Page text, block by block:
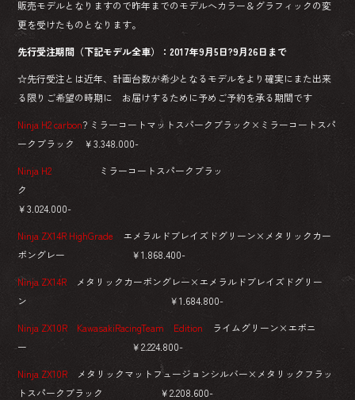
販売モデルとなりますので昨年までのモデルへカラー＆グラフィックの変
更を受けたものとなります。
先行受注期間（下記モデル全車）：2017年9月5日?9月26日まで
☆先行受注とは近年、計画台数が希少となるモデルをより確実にまた出来
る限りご希望の時期に お届けするために予めご予約を承る期間です
Ninja H2 carbon? ミラーコートマットスパークブラック×ミラーコートスパ
ークブラック ￥3.348.000-
Ninja H2 ミラーコートスパークブラッ
ク
￥3.024.000-
Ninja ZX14R HighGrade エメラルドブレイズドグリーン×メタリックカー
ボングレー ￥1.868.400-
Ninja ZX14R メタリックカーボングレー×エメラルドブレイズドグリー
ン ￥1.684.800-
Ninja ZX10R KawasakiRacingTeam Edition ライムグリーン×エボニ
ー ￥2.224.800-
Ninja ZX10R メタリックマットフュージョンシルバー×メタリックフラッ
トスパークブラック ￥2.208.600-